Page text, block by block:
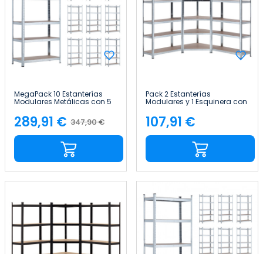
MegaPack 10 Estanterías
Modulares Metálicas con 5
90x40x180cm 7house
Precio
base
347,90 €
Precio
289,91 €
Pack 2 Estanterías
Modulares y 1 Esquinera con
5 baldas 2625kg
136x40x180cm Thinia Home
Precio
107,91 €